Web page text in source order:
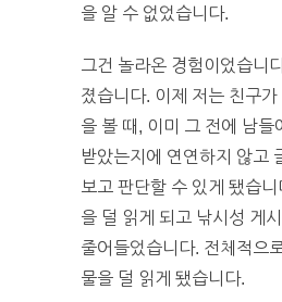
을 알 수 없었습니다.
그건 놀라온 경험이었습니
졌습니다. 이제 저는 친구
을 볼 때, 이미 그 전에 남들
받았는지에 연연하지 않고
보고 판단할 수 있게 됐습
을 덜 읽게 되고 낚시성 게
줄어들었습니다. 전체적으
물을 덜 읽게 됐습니다.